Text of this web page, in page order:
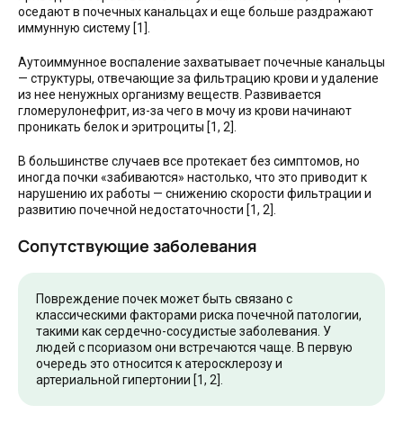
оседают в почечных канальцах и еще больше раздражают
иммунную систему [1].
Аутоиммунное воспаление захватывает почечные канальцы
— структуры, отвечающие за фильтрацию крови и удаление
из нее ненужных организму веществ. Развивается
гломерулонефрит, из-за чего в мочу из крови начинают
проникать белок и эритроциты [1, 2].
В большинстве случаев все протекает без симптомов, но
иногда почки «забиваются» настолько, что это приводит к
нарушению их работы — снижению скорости фильтрации и
развитию почечной недостаточности [1, 2].
Сопутствующие заболевания
Повреждение почек может быть связано с
классическими факторами риска почечной патологии,
такими как сердечно-сосудистые заболевания. У
людей с псориазом они встречаются чаще. В первую
очередь это относится к атеросклерозу и
артериальной гипертонии [1, 2].